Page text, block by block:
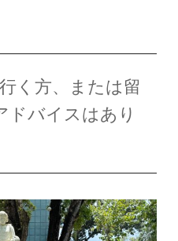
く方、または留
ドバイスはあり